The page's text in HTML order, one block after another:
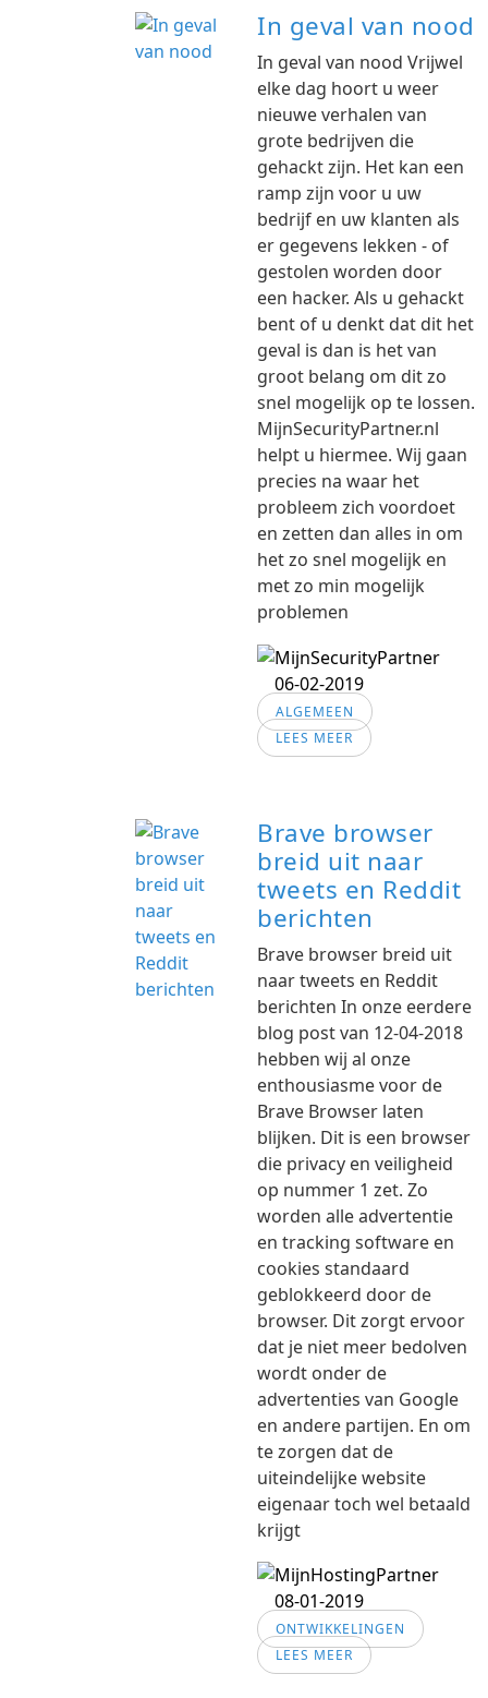
In geval van nood
In geval van nood Vrijwel
elke dag hoort u weer
nieuwe verhalen van
grote bedrijven die
gehackt zijn. Het kan een
ramp zijn voor u uw
bedrijf en uw klanten als
er gegevens lekken - of
gestolen worden door
een hacker. Als u gehackt
bent of u denkt dat dit het
geval is dan is het van
groot belang om dit zo
snel mogelijk op te lossen.
MijnSecurityPartner.nl
helpt u hiermee. Wij gaan
precies na waar het
probleem zich voordoet
en zetten dan alles in om
het zo snel mogelijk en
met zo min mogelijk
problemen
06-02-2019
ALGEMEEN
LEES MEER
Brave browser
breid uit naar
tweets en Reddit
berichten
Brave browser breid uit
naar tweets en Reddit
berichten In onze eerdere
blog post van 12-04-2018
hebben wij al onze
enthousiasme voor de
Brave Browser laten
blijken. Dit is een browser
die privacy en veiligheid
op nummer 1 zet. Zo
worden alle advertentie
en tracking software en
cookies standaard
geblokkeerd door de
browser. Dit zorgt ervoor
dat je niet meer bedolven
wordt onder de
advertenties van Google
en andere partijen. En om
te zorgen dat de
uiteindelijke website
eigenaar toch wel betaald
krijgt
08-01-2019
ONTWIKKELINGEN
LEES MEER